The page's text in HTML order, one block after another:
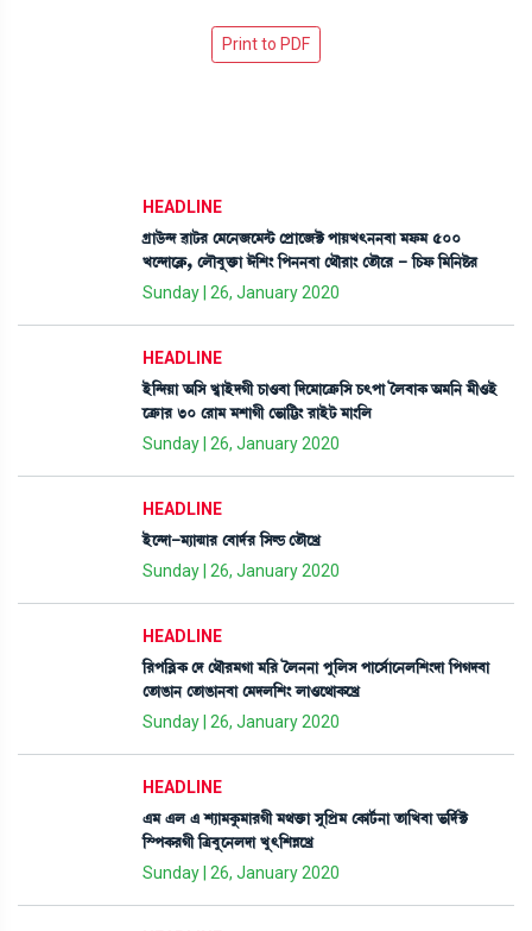
HEADLINE
Nøàl¡ü@ƒ ¯ài¡¹ ë³ì>\ì³@i¡ ëšøàì\C¡ šàÚJ;>>¤à ³ó¡³ 500
Jì@ƒàìAÃ¡, ëºï¤åv¡û¡à #[Å} [š>>¤à ë=ï¹à} ët¡ïì¹ - [W¡ó¡ [³[>Ê¡¹
Sunday | 26, January 2020
HEADLINE
Òü[@ƒÚà "[Î J«àÒüƒKã W¡à*¤à [ƒì³àìyû¡[Î W¡;šà íº¤àA¡ "³[> ³ã*Òü
ìyû¡à¹ 30 ë¹à³ ³ÅàKã ë®¡à[j¡} ¹àÒüi¡ ³à}[º
Sunday | 26, January 2020
HEADLINE
Òüì@ƒà-³¸à@µà¹ ë¤àƒ¢¹ [ÎÁ¡ ët¡ïìJø
Sunday | 26, January 2020
HEADLINE
[¹š[¤ÃA¡ ëƒ ë=ï¹³Kà ³[¹ íº>>à šå[ºÎ šàìÎ¢àì>º[Å}ƒà [šKƒ¤à
ët¡àR¡à> ët¡àR¡à>¤à ë³ƒº[Å} ºà*ì=àA¡ìJø
Sunday | 26, January 2020
HEADLINE
&³ &º & Å¸à³Aå¡³à¹Kã ³=v¡û¡à Îå[šø³ ëA¡ài¢¡>à t¡à[J¤à ®¡[ƒ¢C¡
[ÑšA¡¹Kã [y¤åì>ºƒà Jå;[ÅÄìJø
Sunday | 26, January 2020